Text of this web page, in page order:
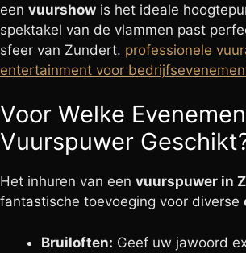
een vuurshow is het ideale
spektakel van de vlammen past
sfeer van Zundert. professionele
entertainment voor
Voor Welke
Vuurspuwer
Het inhuren van een vuurspuwer in
fantastische toevoeging voor diverse
Bruiloften: Geef uw jawoord